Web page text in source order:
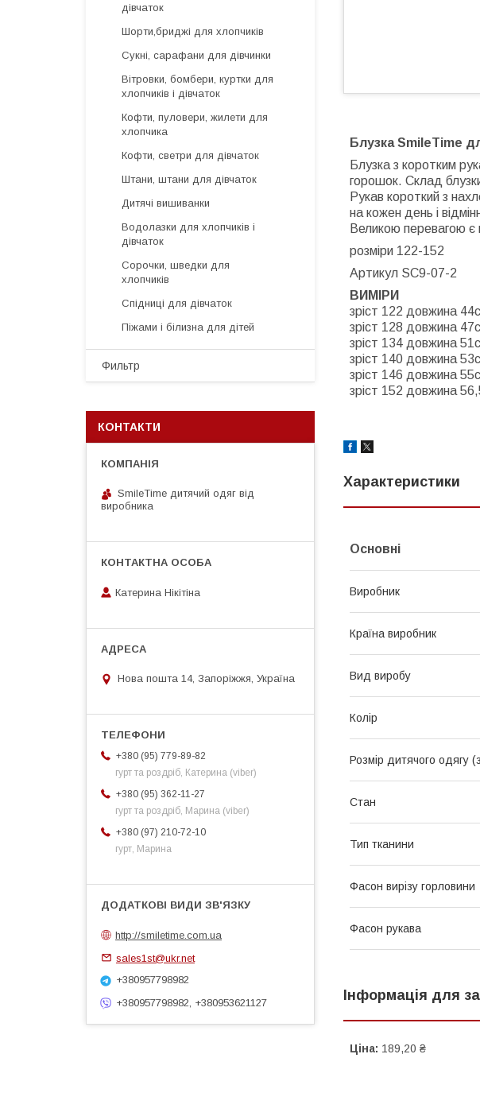
Блузка SmileTime
Блузка з коротким
горошок. Склад
Рукав короткий з
на кожен день і
Великою перевагою є
розміри 122-152
Артикул SC9-07-2
ВИМІРИ
зріст 122 довжина
зріст 128 довжина
зріст 134 довжина
зріст 140 довжина
зріст 146 довжина
зріст 152 довжина
Характеристики
Основні
Виробник
Країна виробник
Вид виробу
Колір
Розмір дитячого одягу
Стан
Тип тканини
Фасон вирізу горловини
Фасон рукава
Інформація для
Ціна: 189,20 ₴
дівчаток
Шорти,бриджі для хлопчиків
Сукні, сарафани для дівчинки
Вітровки, бомбери, куртки для
хлопчиків і дівчаток
Кофти, пуловери, жилети для
хлопчика
Кофти, светри для дівчаток
Штани, штани для дівчаток
Дитячі вишиванки
Водолазки для хлопчиків і
дівчаток
Сорочки, шведки для
хлопчиків
Спідниці для дівчаток
Піжами і білизна для дітей
Фильтр
КОНТАКТИ
SmileTime дитячий одяг від
виробника
Катерина Нікітіна
Нова пошта 14, Запоріжжя, Україна
+380 (95) 779-89-82
гурт та роздріб, Катерина (viber)
+380 (95) 362-11-27
гурт та роздріб, Марина (viber)
+380 (97) 210-72-10
гурт, Марина
http://smiletime.com.ua
sales1st@ukr.net
+380957798982
+380957798982, +380953621127